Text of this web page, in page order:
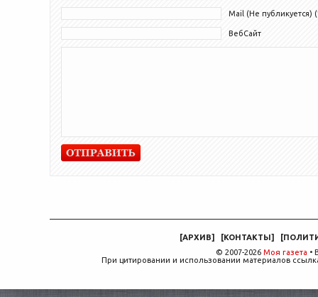
Mail (Не публикуется)
ВебСайт
[АРХИВ] [КОНТАКТЫ] [
© 2007-2026 Моя газета •
При цитировании и использовании материалов